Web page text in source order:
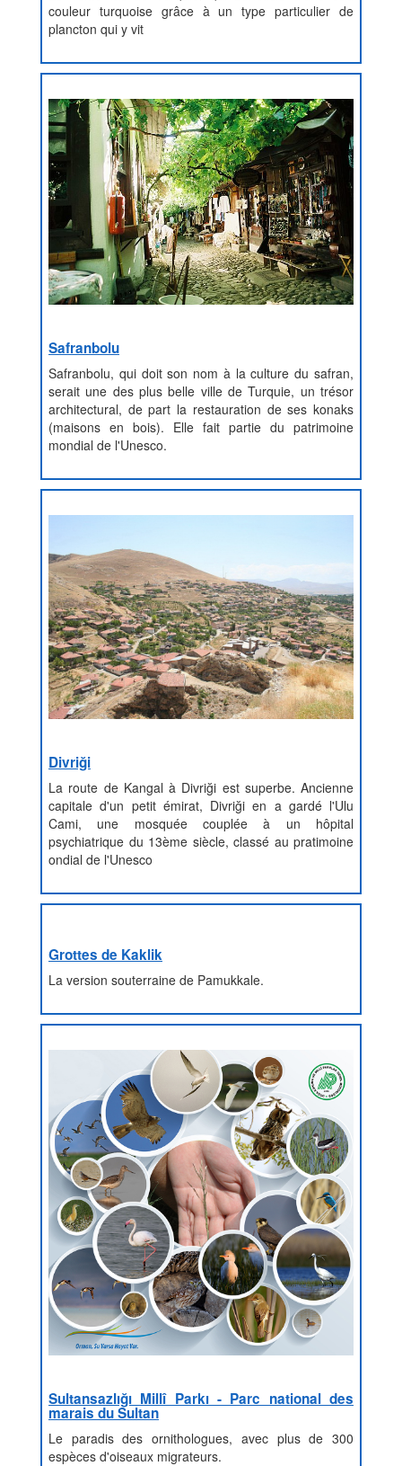
couleur turquoise grâce à un type particulier de
plancton qui y vit
Safranbolu
Safranbolu, qui doit son nom à la culture du safran,
serait une des plus belle ville de Turquie, un trésor
architectural, de part la restauration de ses konaks
(maisons en bois). Elle fait partie du patrimoine
mondial de l'Unesco.
Divriği
La route de Kangal à Divriği est superbe. Ancienne
capitale d'un petit émirat, Divriği en a gardé l'Ulu
Cami, une mosquée couplée à un hôpital
psychiatrique du 13ème siècle, classé au pratimoine
ondial de l'Unesco
Grottes de Kaklik
La version souterraine de Pamukkale.
Sultansazlığı Millî Parkı - Parc national des
marais du Sultan
Le paradis des ornithologues, avec plus de 300
espèces d'oiseaux migrateurs.